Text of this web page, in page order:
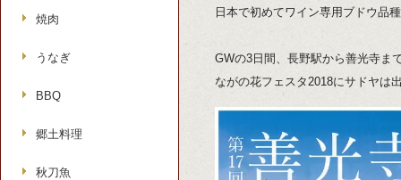
日本で初めてワイン専用ブドウ品
GWの3日間、長野駅から善光寺ま
ながの花フェスタ2018にサドヤは
焼肉
うなぎ
BBQ
郷土料理
秋刀魚